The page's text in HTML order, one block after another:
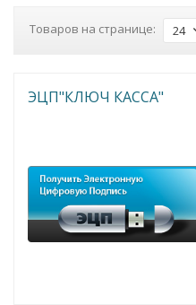
Товаров на странице: 24
ЭЦП"КЛЮЧ КАССА"